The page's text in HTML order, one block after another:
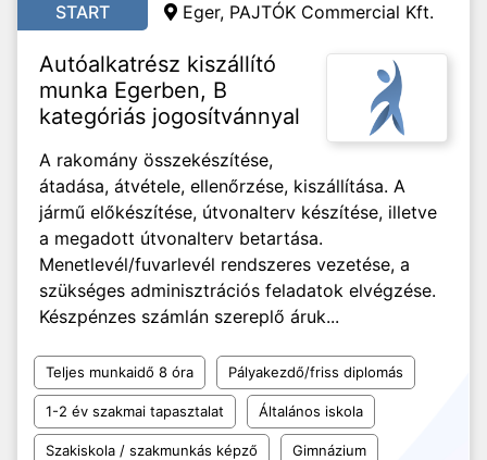
START Eger, PAJTÓK Commercial Kft.
Autóalkatrész kiszállító
munka Egerben, B
kategóriás jogosítvánnyal
A rakomány összekészítése,
átadása, átvétele, ellenőrzése, kiszállítása. A
jármű előkészítése, útvonalterv készítése, illetve
a megadott útvonalterv betartása.
Menetlevél/fuvarlevél rendszeres vezetése, a
szükséges adminisztrációs feladatok elvégzése.
Készpénzes számlán szereplő áruk...
Teljes munkaidő 8 óra Pályakezdő/friss diplomás
1-2 év szakmai tapasztalat Általános iskola
Szakiskola / szakmunkás képző Gimnázium